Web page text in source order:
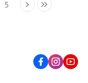
5
FacebookInstagram